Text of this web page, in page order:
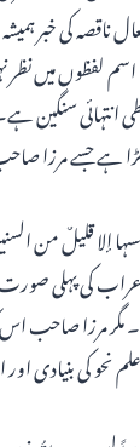
ناقصہ کی خبر
لفظوں میں نظر
انتہائی سنگین
ہے جسے مرزا
کی پہلی
مرزا صاحب
نحو کی بنیادی اور